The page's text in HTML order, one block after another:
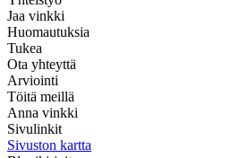
Jaa vinkki
Huomautuksia
Tukea
Ota yhteyttä
Arviointi
Töitä meillä
Anna vinkki
Sivulinkit
Sivuston kartta